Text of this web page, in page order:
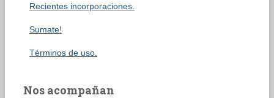
Recientes incorporaciones.
Sumate!
Términos de uso.
Nos acompañan